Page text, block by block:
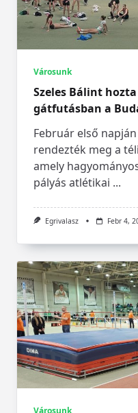
Városunk
Szeles Bálint
gátfutásban a
Február első
rendezték meg a
amely
pályás atlétikai ...
Egrivalasz Febr 4,
Városunk